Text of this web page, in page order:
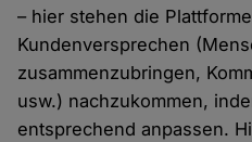
– hier stehen die
Kundenversprechen
zusammenzubringen,
usw.) nachzukommen,
entsprechend anpassen.